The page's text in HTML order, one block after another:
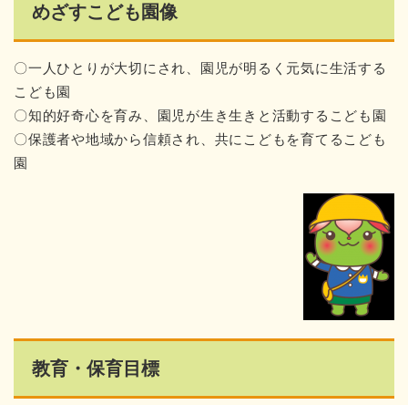
めざすこども園像
〇一人ひとりが大切にされ、園児が明るく元気に生活する
こども園
〇知的好奇心を育み、園児が生き生きと活動するこども園
〇保護者や地域から信頼され、共にこどもを育てるこども
園
教育・保育目標